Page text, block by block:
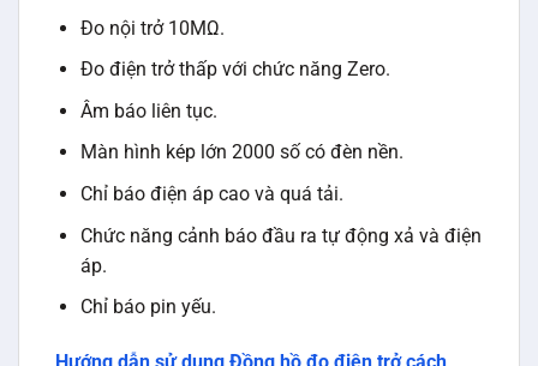
Đo nội trở 10MΩ.
Đo điện trở thấp với chức năng Zero.
Âm báo liên tục.
Màn hình kép lớn 2000 số có đèn nền.
Chỉ báo điện áp cao và quá tải.
Chức năng cảnh báo đầu ra tự động xả và điện
áp.
Chỉ báo pin yếu.